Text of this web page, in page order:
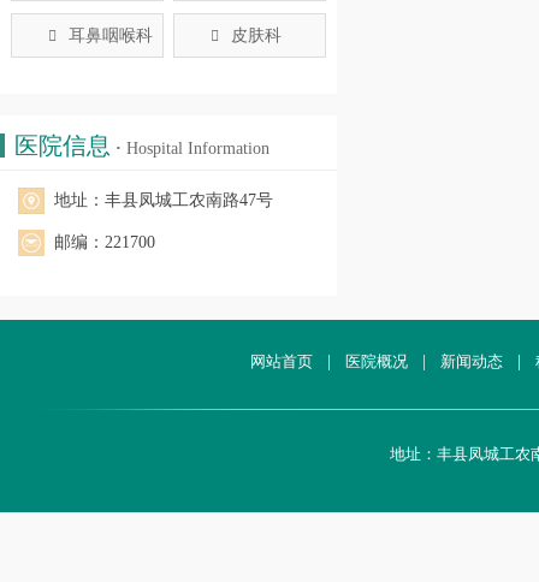
 耳鼻咽喉科  皮肤科
医院信息 · Hospital Information
地址：丰县凤城工农南路47号
邮编：221700
网站首页 医院概况 新闻动态
地址：丰县凤城工